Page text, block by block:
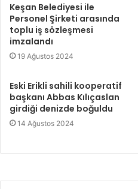
Keşan Belediyesi ile
Personel Şirketi arasında
toplu iş sözleşmesi
imzalandı
19 Ağustos 2024
Eski Erikli sahili kooperatif
başkanı Abbas Kılıçaslan
girdiği denizde boğuldu
14 Ağustos 2024